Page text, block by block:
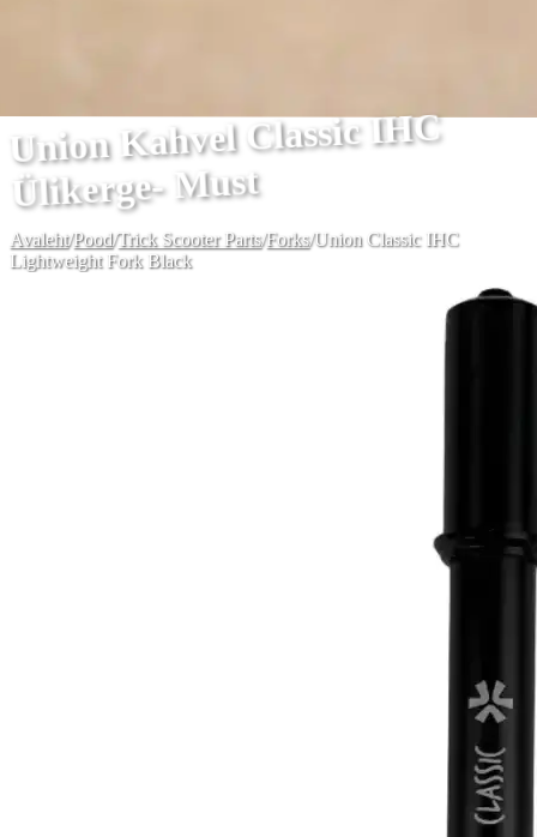
Union Kahvel Classic IHC
Ülikerge- Must
Avaleht/Pood/Trick Scooter Parts/Forks/Union Classic IHC
Lightweight Fork Black